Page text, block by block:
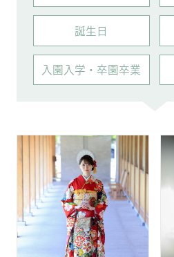
誕⽣⽇
⼊園⼊学・卒園卒業